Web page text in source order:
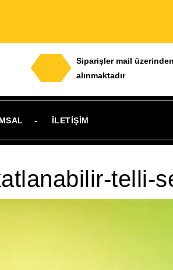
Siparişler mail üzerinden
alınmaktadır
İLETIŞIM
telli-